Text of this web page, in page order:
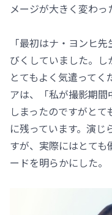
メージが大きく変わっ
「最初はナ・ヨンヒ
びくしていました。し
とてもよく気遣って
アは、「私が撮影期
しまったのですがと
に残っています。演
すが、実際にはとて
ードを明らかにした。